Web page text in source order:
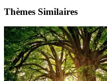
Thèmes Similaires